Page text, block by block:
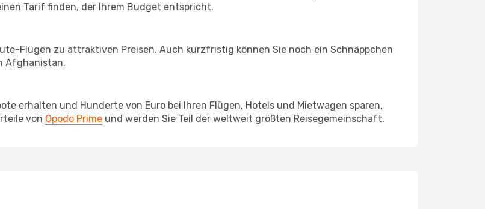
Tarif finden, der Ihrem Budget entspricht.
Flügen zu attraktiven Preisen. Auch kurzfristig können Sie noch ein Schnäppchen
Afghanistan.
erhalten und Hunderte von Euro bei Ihren Flügen, Hotels und Mietwagen sparen,
von Opodo Prime und werden Sie Teil der weltweit größten Reisegemeinschaft.